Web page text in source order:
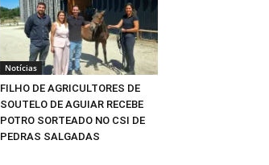
Notícias
FILHO DE AGRICULTORES DE
SOUTELO DE AGUIAR RECEBE
POTRO SORTEADO NO CSI DE
PEDRAS SALGADAS